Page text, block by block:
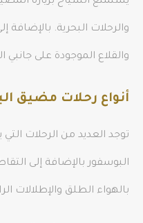
والرحلات البحرية.
والقلاع الموجودة على جانبي
أنواع رحلات مضيق
توجد العديد من الرحلات
البوسفور بالإضافة إلى
بالهواء الطلق والإطلالات